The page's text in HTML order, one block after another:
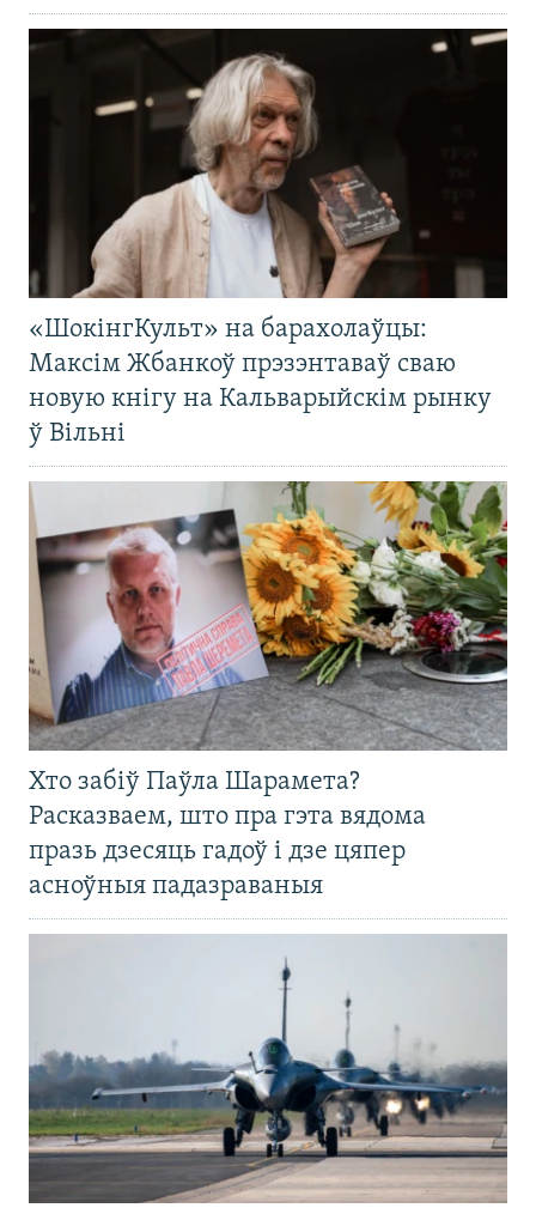
«ШокінгКульт» на барахолаўцы:
Максім Жбанкоў прэзэнтаваў сваю
новую кнігу на Кальварыйскім рынку
ў Вільні
Хто забіў Паўла Шарамета?
Расказваем, што пра гэта вядома
празь дзесяць гадоў і дзе цяпер
асноўныя падазраваныя